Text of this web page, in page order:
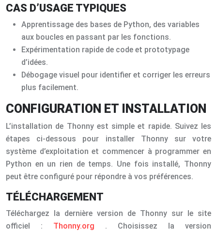
CAS D’USAGE TYPIQUES
Apprentissage des bases de Python, des variables
aux boucles en passant par les fonctions.
Expérimentation rapide de code et prototypage
d’idées.
Débogage visuel pour identifier et corriger les erreurs
plus facilement.
CONFIGURATION ET INSTALLATION
L’installation de Thonny est simple et rapide. Suivez les
étapes ci-dessous pour installer Thonny sur votre
système d’exploitation et commencer à programmer en
Python en un rien de temps. Une fois installé, Thonny
peut être configuré pour répondre à vos préférences.
TÉLÉCHARGEMENT
Téléchargez la dernière version de Thonny sur le site
officiel : Thonny.org . Choisissez la version